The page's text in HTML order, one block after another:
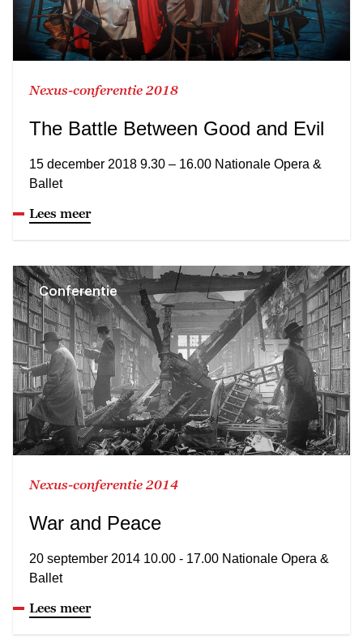
Nexus-conferentie 2018
The Battle Between Good and Evil
15 december 2018 9.30 – 16.00 Nationale Opera &
Ballet
Lees meer
Conferentie
Nexus-conferentie 2014
War and Peace
20 september 2014 10.00 - 17.00 Nationale Opera &
Ballet
Lees meer